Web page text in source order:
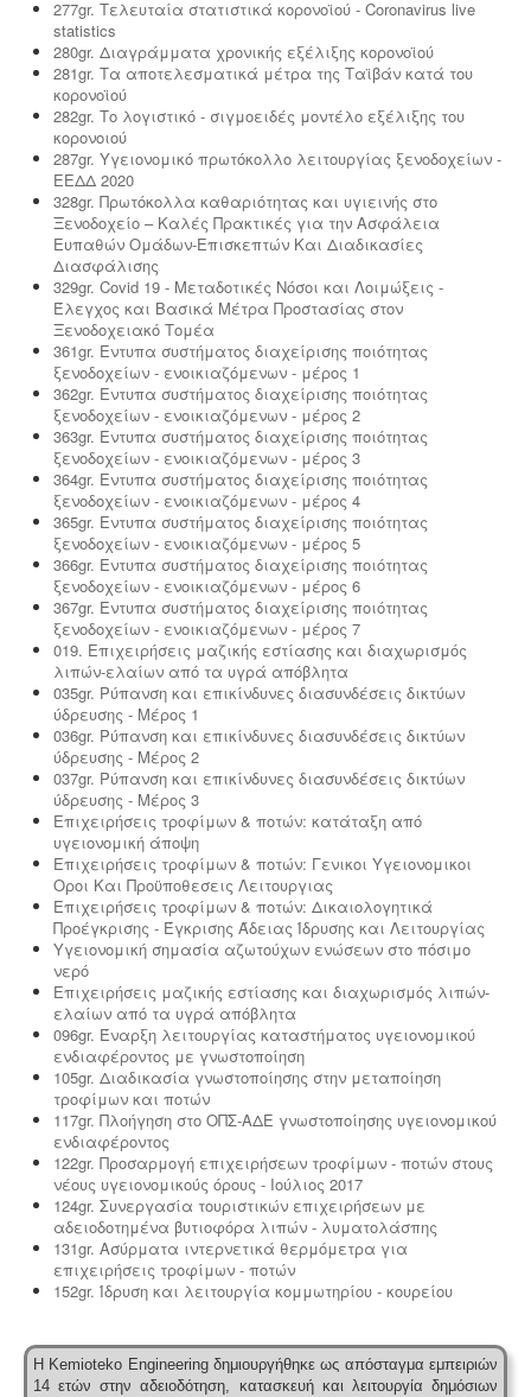
277gr. Τελευταία στατιστικά κορονοϊού - Coronavirus live
statistics
280gr. Διαγράμματα χρονικής εξέλιξης κορονοϊού
281gr. Τα αποτελεσματικά μέτρα της Ταϊβάν κατά του
κορονοϊού
282gr. Το λογιστικό - σιγμοειδές μοντέλο εξέλιξης του
κορονοιού
287gr. Υγειονομικό πρωτόκολλο λειτουργίας ξενοδοχείων -
ΕΕΔΔ 2020
328gr. Πρωτόκολλα καθαριότητας και υγιεινής στο
Ξενοδοχείο – Καλές Πρακτικές για την Ασφάλεια
Ευπαθών Ομάδων-Επισκεπτών Και Διαδικασίες
Διασφάλισης
329gr. Covid 19 - Μεταδοτικές Νόσοι και Λοιμώξεις -
Έλεγχος και Βασικά Μέτρα Προστασίας στον
Ξενοδοχειακό Τομέα
361gr. Εντυπα συστήματος διαχείρισης ποιότητας
ξενοδοχείων - ενοικιαζόμενων - μέρος 1
362gr. Εντυπα συστήματος διαχείρισης ποιότητας
ξενοδοχείων - ενοικιαζόμενων - μέρος 2
363gr. Εντυπα συστήματος διαχείρισης ποιότητας
ξενοδοχείων - ενοικιαζόμενων - μέρος 3
364gr. Εντυπα συστήματος διαχείρισης ποιότητας
ξενοδοχείων - ενοικιαζόμενων - μέρος 4
365gr. Εντυπα συστήματος διαχείρισης ποιότητας
ξενοδοχείων - ενοικιαζόμενων - μέρος 5
366gr. Εντυπα συστήματος διαχείρισης ποιότητας
ξενοδοχείων - ενοικιαζόμενων - μέρος 6
367gr. Εντυπα συστήματος διαχείρισης ποιότητας
ξενοδοχείων - ενοικιαζόμενων - μέρος 7
019. Επιχειρήσεις μαζικής εστίασης και διαχωρισμός
λιπών-ελαίων από τα υγρά απόβλητα
035gr. Ρύπανση και επικίνδυνες διασυνδέσεις δικτύων
ύδρευσης - Μέρος 1
036gr. Ρύπανση και επικίνδυνες διασυνδέσεις δικτύων
ύδρευσης - Μέρος 2
037gr. Ρύπανση και επικίνδυνες διασυνδέσεις δικτύων
ύδρευσης - Μέρος 3
Επιχειρήσεις τροφίμων & ποτών: κατάταξη από
υγειονομική άποψη
Επιχειρήσεις τροφίμων & ποτών: Γενικοι Υγειονομικοι
Οροι Και Προϋποθεσεις Λειτουργιας
Επιχειρήσεις τροφίμων & ποτών: Δικαιολογητικά
Προέγκρισης - Έγκρισης Άδειας Ίδρυσης και Λειτουργίας
Υγειονομική σημασία αζωτούχων ενώσεων στο πόσιμο
νερό
Επιχειρήσεις μαζικής εστίασης και διαχωρισμός λιπών-
ελαίων από τα υγρά απόβλητα
096gr. Έναρξη λειτουργίας καταστήματος υγειονομικού
ενδιαφέροντος με γνωστοποίηση
105gr. Διαδικασία γνωστοποίησης στην μεταποίηση
τροφίμων και ποτών
117gr. Πλοήγηση στο ΟΠΣ-ΑΔΕ γνωστοποίησης υγειονομικού
ενδιαφέροντος
122gr. Προσαρμογή επιχειρήσεων τροφίμων - ποτών στους
νέους υγειονομικούς όρους - Ιούλιος 2017
124gr. Συνεργασία τουριστικών επιχειρήσεων με
αδειοδοτημένα βυτιοφόρα λιπών - λυματολάσπης
131gr. Ασύρματα ιντερνετικά θερμόμετρα για
επιχειρήσεις τροφίμων - ποτών
152gr. Ίδρυση και λειτουργία κομμωτηρίου - κουρείου
Η Kemioteko Engineering δημιουργήθηκε ως απόσταγμα εμπειριών
14 ετών στην αδειοδότηση, κατασκευή και λειτουργία δημόσιων